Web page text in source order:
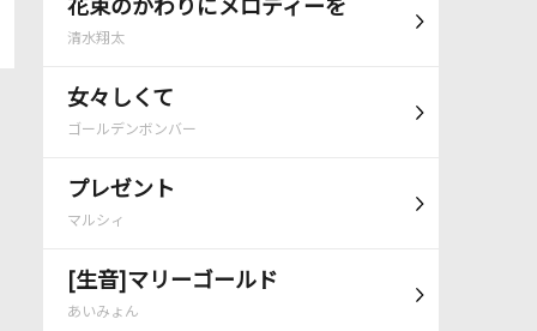
花束のかわりにメロディーを
清水翔太
女々しくて
ゴールデンボンバー
プレゼント
マルシィ
[生音]マリーゴールド
あいみょん